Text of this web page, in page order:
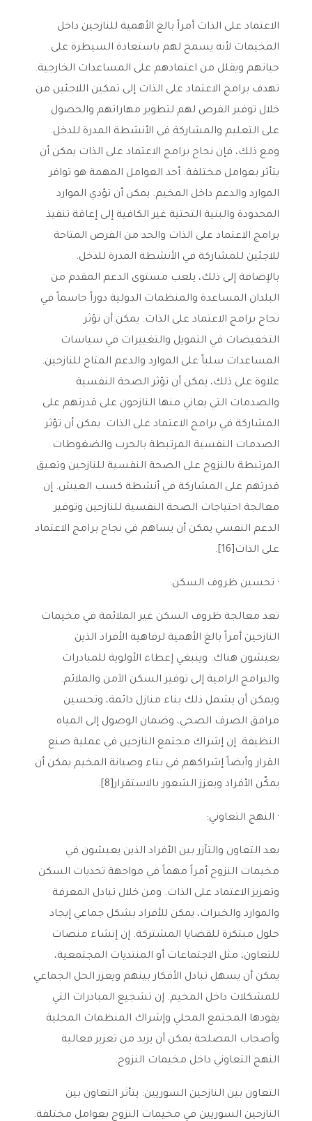
الاعتماد على الذات أمراً بالغ الأهمية للنازحين داخل
المخيمات لأنه يسمح لهم باستعادة السيطرة على
حياتهم ويقلل من اعتمادهم على المساعدات الخارجية.
تهدف برامج الاعتماد على الذات إلى تمكين اللاجئين من
خلال توفير الفرص لهم لتطوير مهاراتهم والحصول
على التعليم والمشاركة في الأنشطة المدرة للدخل.
ومع ذلك، فإن نجاح برامج الاعتماد على الذات يمكن أن
يتأثر بعوامل مختلفة. أحد العوامل المهمة هو توافر
الموارد والدعم داخل المخيم. يمكن أن تؤدي الموارد
المحدودة والبنية التحتية غير الكافية إلى إعاقة تنفيذ
برامج الاعتماد على الذات والحد من الفرص المتاحة
للاجئين للمشاركة في الأنشطة المدرة للدخل.
بالإضافة إلى ذلك، يلعب مستوى الدعم المقدم من
البلدان المساعدة والمنظمات الدولية دوراً حاسماً في
نجاح برامج الاعتماد على الذات. يمكن أن تؤثر
التخفيضات في التمويل والتغييرات في سياسات
المساعدات سلباً على الموارد والدعم المتاح للنازحين.
علاوة على ذلك، يمكن أن تؤثر الصحة النفسية
والصدمات التي يعاني منها النازحون على قدرتهم على
المشاركة في برامج الاعتماد على الذات. يمكن أن تؤثر
الصدمات النفسية المرتبطة بالحرب والضغوطات
المرتبطة بالنزوح على الصحة النفسية للنازحين وتعيق
قدرتهم على المشاركة في أنشطة كسب العيش. إن
معالجة احتياجات الصحة النفسية للنازحين وتوفير
الدعم النفسي يمكن أن يساهم في نجاح برامج الاعتماد
على الذات[16].
· تحسين ظروف السكن:
تعد معالجة ظروف السكن غير الملائمة في مخيمات
النازحين أمراً بالغ الأهمية لرفاهية الأفراد الذين
يعيشون هناك. وينبغي إعطاء الأولوية للمبادرات
والبرامج الرامية إلى توفير السكن الآمن والملائم.
ويمكن أن يشمل ذلك بناء منازل دائمة، وتحسين
مرافق الصرف الصحي، وضمان الوصول إلى المياه
النظيفة. إن إشراك مجتمع النازحين في عملية صنع
القرار وأيضاً إشراكهم في بناء وصيانة المخيم يمكن أن
يمكّن الأفراد ويعزز الشعور بالاستقرار[8].
· النهج التعاوني:
يعد التعاون والتآزر بين الأفراد الذين يعيشون في
مخيمات النزوح أمراً مهماً في مواجهة تحديات السكن
وتعزيز الاعتماد على الذات. ومن خلال تبادل المعرفة
والموارد والخبرات، يمكن للأفراد بشكل جماعي إيجاد
حلول مبتكرة للقضايا المشتركة. إن إنشاء منصات
للتعاون، مثل الاجتماعات أو المنتديات المجتمعية،
يمكن أن يسهل تبادل الأفكار بينهم ويعزز الحل الجماعي
للمشكلات داخل المخيم. إن تشجيع المبادرات التي
يقودها المجتمع المحلي وإشراك المنظمات المحلية
وأصحاب المصلحة يمكن أن يزيد من تعزيز فعالية
النهج التعاوني داخل مخيمات النزوح.
التعاون بين النازحين السوريين: يتأثر التعاون بين
النازحين السوريين في مخيمات النزوح بعوامل مختلفة.